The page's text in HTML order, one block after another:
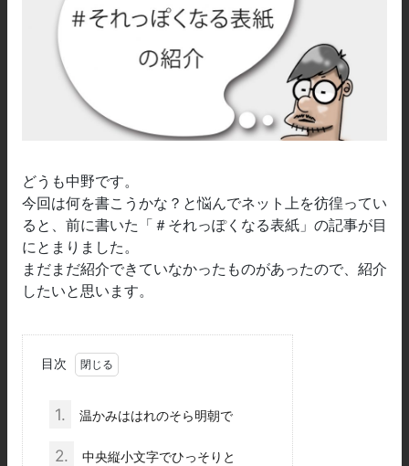
どうも中野です。
今回は何を書こうかな？と悩んでネット上を彷徨ってい
ると、前に書いた「＃それっぽくなる表紙」の記事が目
にとまりました。
まだまだ紹介できていなかったものがあったので、紹介
したいと思います。
目次
1. 温かみははれのそら明朝で
2. 中央縦小文字でひっそりと